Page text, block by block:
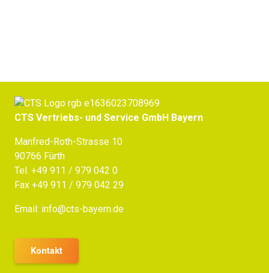
CTS Vertriebs- und Service GmbH Bayern
Manfred-Roth-Strasse 10
90766 Fürth
Tel. +49 911 / 979 042 0
Fax +49 911 / 979 042 29
Email: info@cts-bayern.de
Kontakt